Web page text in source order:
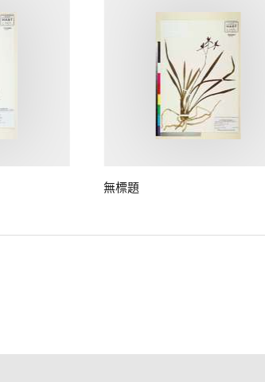
無標題